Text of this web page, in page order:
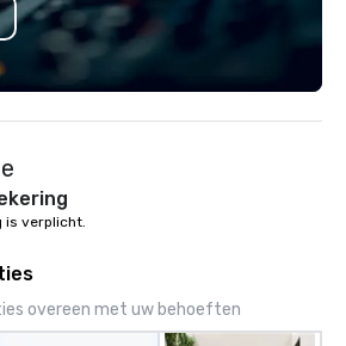
is verplicht.
overeen met uw behoeften